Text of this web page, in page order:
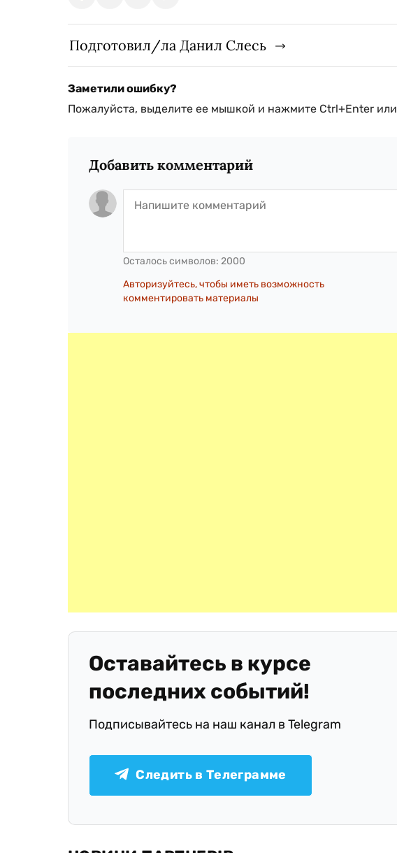
Подготовил/ла Данил Слесь
Заметили ошибку?
Пожалуйста, выделите ее мышкой и нажмите Ctrl+Enter или
Добавить комментарий
Осталось символов: 2000
Авторизуйтесь, чтобы иметь возможность
комментировать материалы
Оставайтесь в курсе
последних событий!
Подписывайтесь на наш канал в Telegram
Следить в Телеграмме